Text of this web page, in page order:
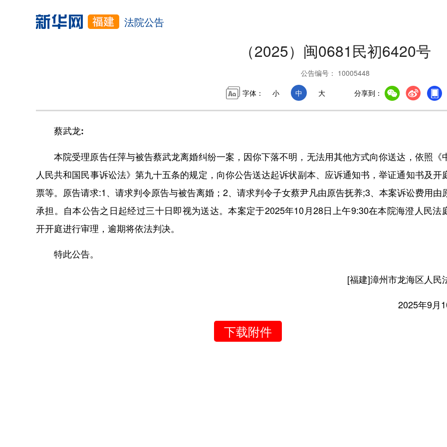
法院公告
（2025）闽0681民初6420号
公告编号： 10005448
字体：
小 中 大 分享到：
蔡武龙:
本院受理原告任萍与被告蔡武龙离婚纠纷一案，因你下落不明，无法用其他方式向你送达，依照《
人民共和国民事诉讼法》第九十五条的规定，向你公告送达起诉状副本、应诉通知书，举证通知书及开
票等。原告请求:1、请求判令原告与被告离婚；2、请求判令子女蔡尹凡由原告抚养;3、本案诉讼费用由
承担。自本公告之日起经过三十日即视为送达。本案定于2025年10月28日上午9:30在本院海澄人民法
开开庭进行审理，逾期将依法判决。
特此公告。
[福建]漳州市龙海区人民法
2025年9月10
下载附件